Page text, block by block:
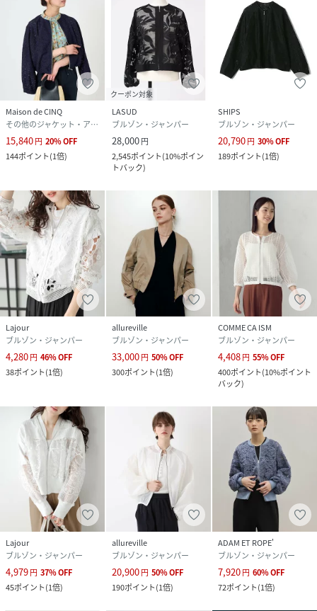
Maison de CINQ
その他のジャケット・アウター
15,840円 20%OFF
144ポイント(1倍)
クーポン対象
LASUD
ブルゾン・ジャンパー
28,000円
2,545ポイント(10%ポイン
トバック)
SHIPS
ブルゾン・ジャンパー
20,790円 30%OFF
189ポイント(1倍)
Lajour
ブルゾン・ジャンパー
4,280円 46%OFF
38ポイント(1倍)
allureville
ブルゾン・ジャンパー
33,000円 50%OFF
300ポイント(1倍)
COMME CA ISM
ブルゾン・ジャンパー
4,408円 55%OFF
400ポイント(10%ポイント
バック)
Lajour
ブルゾン・ジャンパー
4,979円 37%OFF
45ポイント(1倍)
allureville
ブルゾン・ジャンパー
20,900円 50%OFF
190ポイント(1倍)
ADAM ET ROPE'
ブルゾン・ジャンパー
7,920円 60%OFF
72ポイント(1倍)